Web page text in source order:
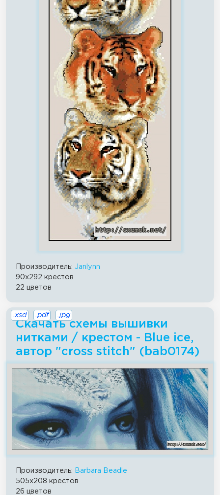
Производитель: Janlynn
90x292 крестов
22 цветов
Скачать схемы вышивки
нитками / крестом - Blue ice,
автор "cross stitch" (bab0174)
.xsd .pdf .jpg
Производитель:
Barbara Beadle
505x208 крестов
26 цветов